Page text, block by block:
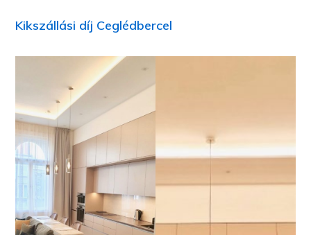
Kikszállási díj Ceglédbercel